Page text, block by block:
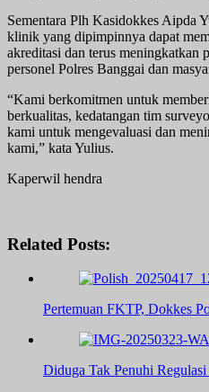
Sementara Plh Kasidokkes Aipda
klinik yang dipimpinnya dapat
akreditasi dan terus meningkatkan
personel Polres Banggai dan
“Kami berkomitmen untuk
berkualitas, kedatangan tim
kami untuk mengevaluasi dan
kami,” kata Yulius.
Kaperwil hendra
Related Posts:
Pertemuan FKTP, Dokkes
Diduga Tak Penuhi